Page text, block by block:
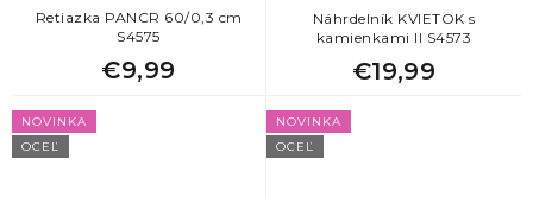
Retiazka PANCR 60/0,3 cm
S4575
€9,99
Náhrdelník KVIETOK s
kamienkami II S4573
€19,99
NOVINKA
OCEĽ
NOVINKA
OCEĽ